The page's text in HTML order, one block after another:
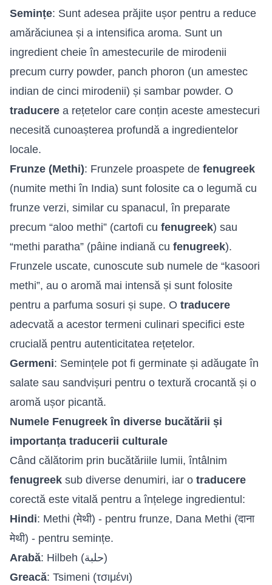
Semințe: Sunt adesea prăjite ușor pentru a reduce
amărăciunea și a intensifica aroma. Sunt un
ingredient cheie în amestecurile de mirodenii
precum curry powder, panch phoron (un amestec
indian de cinci mirodenii) și sambar powder. O
traducere a rețetelor care conțin aceste amestecuri
necesită cunoașterea profundă a ingredientelor
locale.
Frunze (Methi): Frunzele proaspete de fenugreek
(numite methi în India) sunt folosite ca o legumă cu
frunze verzi, similar cu spanacul, în preparate
precum “aloo methi” (cartofi cu fenugreek) sau
“methi paratha” (pâine indiană cu fenugreek).
Frunzele uscate, cunoscute sub numele de “kasoori
methi”, au o aromă mai intensă și sunt folosite
pentru a parfuma sosuri și supe. O traducere
adecvată a acestor termeni culinari specifici este
crucială pentru autenticitatea rețetelor.
Germeni: Semințele pot fi germinate și adăugate în
salate sau sandvișuri pentru o textură crocantă și o
aromă ușor picantă.
Numele Fenugreek în diverse bucătării și
importanța traducerii culturale
Când călătorim prin bucătăriile lumii, întâlnim
fenugreek sub diverse denumiri, iar o traducere
corectă este vitală pentru a înțelege ingredientul:
Hindi: Methi (मेथी) - pentru frunze, Dana Methi (दाना
मेथी) - pentru semințe.
Arabă
: Hilbeh (حلبة)
Greacă: Tsimeni (τσιμένι)